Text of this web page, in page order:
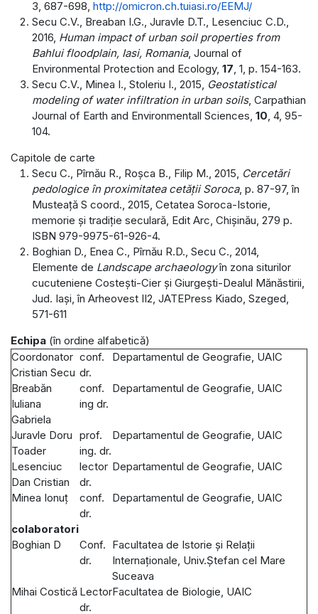
3, 687-698, http://omicron.ch.tuiasi.ro/EEMJ/
Secu C.V., Breaban I.G., Juravle D.T., Lesenciuc C.D.,
2016, Human impact of urban soil properties from
Bahlui floodplain, Iasi, Romania, Journal of
Environmental Protection and Ecology, 17 , 1, p. 154-163.
Secu C.V., Minea I., Stoleriu I., 2015, Geostatistical
modeling of water infiltration in urban soils, Carpathian
Journal of Earth and Environmentall Sciences, 10 , 4, 95-
104.
Capitole de carte
Secu C., Pîrnău R., Roșca B., Filip M., 2015, Cercetări
pedologice în proximitatea cetății Soroca, p. 87-97, în
Musteață S coord., 2015, Cetatea Soroca-Istorie,
memorie și tradiție seculară, Edit Arc, Chișinău, 279 p.
ISBN 979-9975-61-926-4.
Boghian D., Enea C., Pîrnău R.D., Secu C., 2014,
Elemente de Landscape archaeologyîn zona siturilor
cucuteniene Costești-Cier și Giurgești-Dealul Mănăstirii,
Jud. Iași, în Arheovest II2, JATEPress Kiado, Szeged,
571-611
Echipa (în ordine alfabetică)
Coordonator
Cristian Secu
conf.
dr.
Departamentul de Geografie, UAIC
Breabăn
Iuliana
Gabriela
conf.
ing dr.
Departamentul de Geografie, UAIC
Juravle Doru
Toader
prof.
ing. dr.
Departamentul de Geografie, UAIC
Lesenciuc
Dan Cristian
lector
dr.
Departamentul de Geografie, UAIC
Minea Ionuț
conf.
dr.
Departamentul de Geografie, UAIC
colaboratori
Boghian D
Conf.
dr.
Facultatea de Istorie și Relații
Internaționale, Univ.Ștefan cel Mare
Suceava
Mihai Costică Lector
dr.
Facultatea de Biologie, UAIC